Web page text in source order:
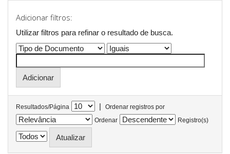
Adicionar filtros:
Utilizar filtros para refinar o resultado de busca.
Resultados/Página |
Ordenar registros por
Ordenar
Registro(s)